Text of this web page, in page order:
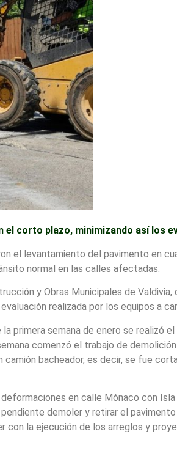
corto plazo, minimizando así los
el levantamiento del pavimento en
normal en las calles afectadas.
y Obras Municipales de Valdivia,
realizada por los equipos a
primera semana de enero se realizó
comenzó el trabajo de
bacheador, es decir, se fue
en calle Mónaco con Isla
demoler y retirar el
la ejecución de los arreglos y